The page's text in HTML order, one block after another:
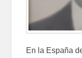
En la España